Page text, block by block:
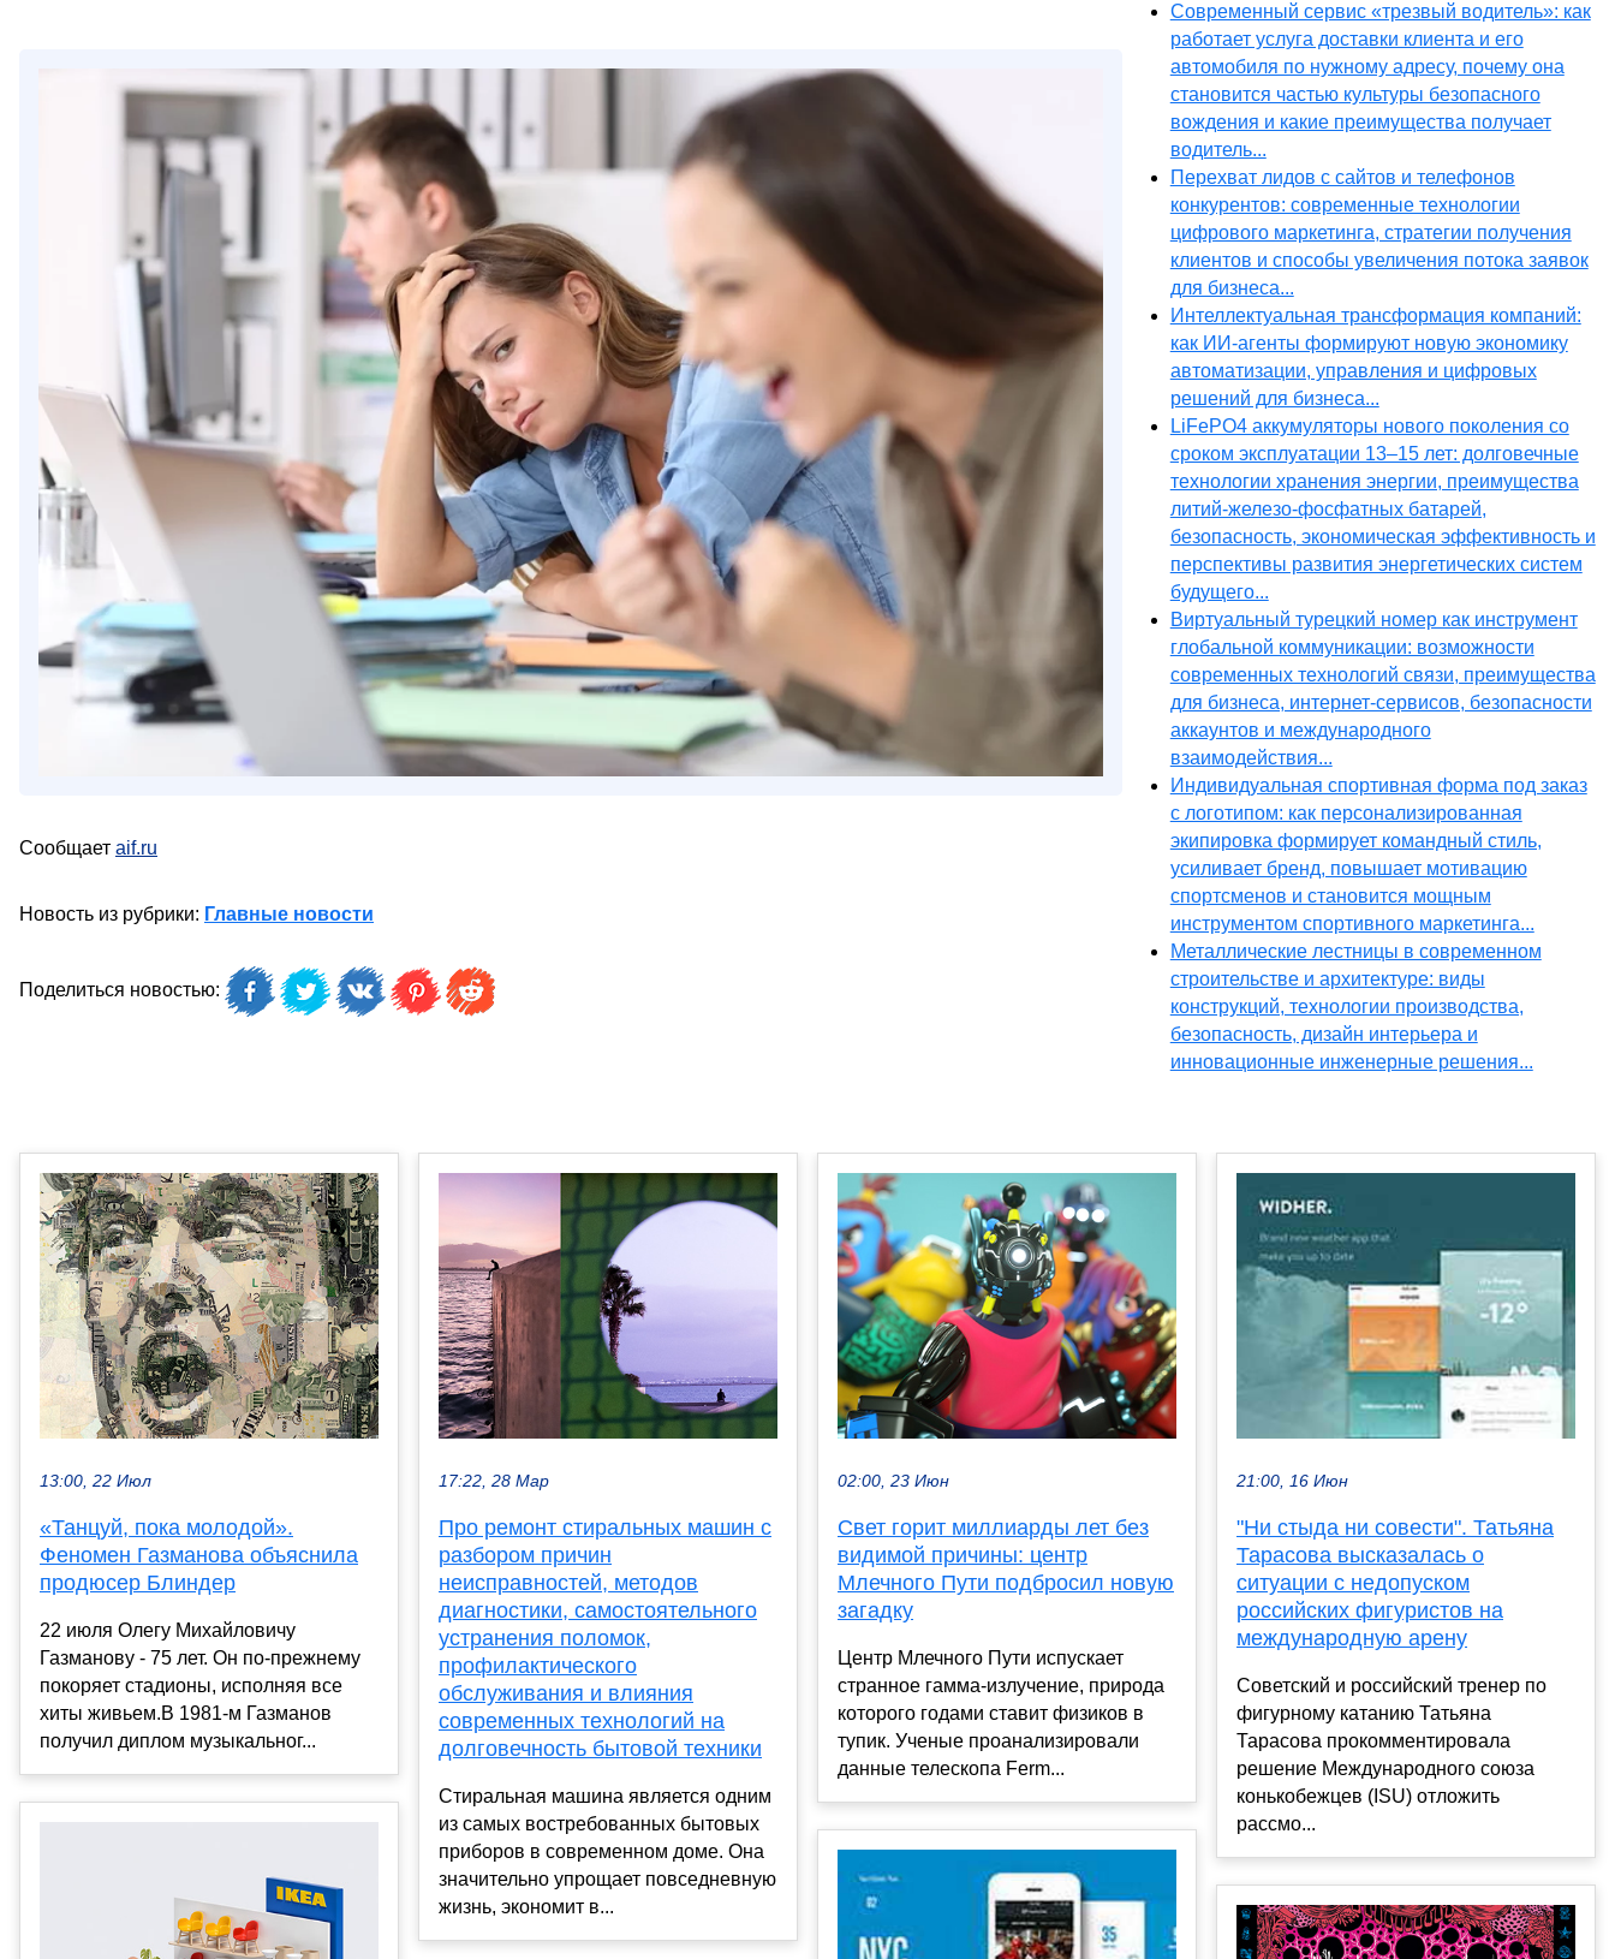
Сообщает aif.ru
Новость из рубрики: Главные новости
Поделиться новостью:
Современный сервис «трезвый водитель»: как
работает услуга доставки клиента и его
автомобиля по нужному адресу, почему она
становится частью культуры безопасного
вождения и какие преимущества получает
водитель...
Перехват лидов с сайтов и телефонов
конкурентов: современные технологии
цифрового маркетинга, стратегии получения
клиентов и способы увеличения потока заявок
для бизнеса...
Интеллектуальная трансформация компаний:
как ИИ-агенты формируют новую экономику
автоматизации, управления и цифровых
решений для бизнеса...
LiFePO4 аккумуляторы нового поколения со
сроком эксплуатации 13–15 лет: долговечные
технологии хранения энергии, преимущества
литий-железо-фосфатных батарей,
безопасность, экономическая эффективность и
перспективы развития энергетических систем
будущего...
Виртуальный турецкий номер как инструмент
глобальной коммуникации: возможности
современных технологий связи, преимущества
для бизнеса, интернет-сервисов, безопасности
аккаунтов и международного
взаимодействия...
Индивидуальная спортивная форма под заказ
с логотипом: как персонализированная
экипировка формирует командный стиль,
усиливает бренд, повышает мотивацию
спортсменов и становится мощным
инструментом спортивного маркетинга...
Металлические лестницы в современном
строительстве и архитектуре: виды
конструкций, технологии производства,
безопасность, дизайн интерьера и
инновационные инженерные решения...
13:00, 22 Июл
«Танцуй, пока молодой».
Феномен Газманова объяснила
продюсер Блиндер
22 июля Олегу Михайловичу
Газманову - 75 лет. Он по-прежнему
покоряет стадионы, исполняя все
хиты живьем.В 1981-м Газманов
получил диплом музыкальног...
17:22, 28 Мар
Про ремонт стиральных машин с
разбором причин
неисправностей, методов
диагностики, самостоятельного
устранения поломок,
профилактического
обслуживания и влияния
современных технологий на
долговечность бытовой техники
Стиральная машина является одним
из самых востребованных бытовых
приборов в современном доме. Она
значительно упрощает повседневную
жизнь, экономит в...
02:00, 23 Июн
Свет горит миллиарды лет без
видимой причины: центр
Млечного Пути подбросил новую
загадку
Центр Млечного Пути испускает
странное гамма-излучение, природа
которого годами ставит физиков в
тупик. Ученые проанализировали
данные телескопа Ferm...
21:00, 16 Июн
"Ни стыда ни совести". Татьяна
Тарасова высказалась о
ситуации с недопуском
российских фигуристов на
международную арену
Советский и российский тренер по
фигурному катанию Татьяна
Тарасова прокомментировала
решение Международного союза
конькобежцев (ISU) отложить
рассмо...